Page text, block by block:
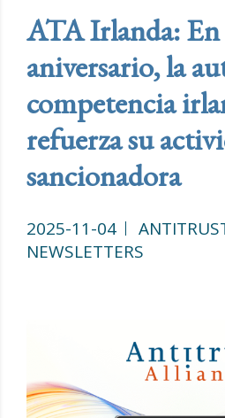
ATA Irlanda: En
aniversario, la
competencia
refuerza su
sancionadora
2025-11-04
NEWSLETTERS